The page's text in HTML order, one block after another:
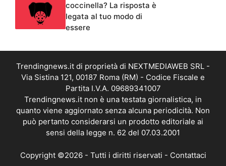
coccinella? La risposta è
legata al tuo modo di
essere
Trendingnews.it di proprietà di NEXTMEDIAWEB SRL -
Via Sistina 121, 00187 Roma (RM) - Codice Fiscale e
Partita I.V.A. 09689341007
Trendingnews.it non è una testata giornalistica, in
quanto viene aggiornato senza alcuna periodicità. Non
può pertanto considerarsi un prodotto editoriale ai
sensi della legge n. 62 del 07.03.2001
Copyright ©2026 - Tutti i diritti riservati - Contattaci